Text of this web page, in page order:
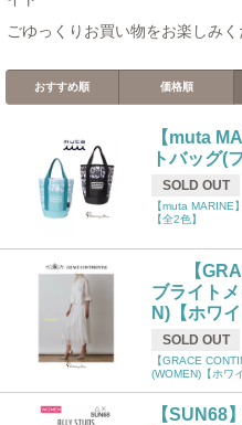
ごゆっくりお買い物をお楽しみ
おすすめ順 価格順
【muta
トバッグ(
SOLD OUT
【muta MARINE
【全2色】
【
ブライト
N)【ホワイ
SOLD OUT
【GRACE
(WOMEN)【ホワ
【SUN68